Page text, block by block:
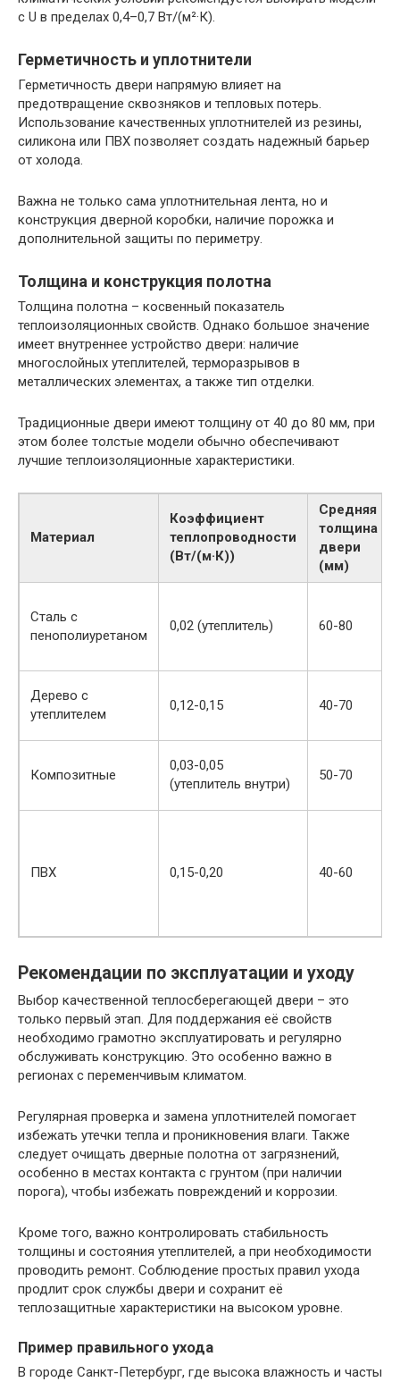
с U в пределах 0,4–0,7 Вт/(м²·К).
Герметичность и уплотнители
Герметичность двери напрямую влияет на
предотвращение сквозняков и тепловых потерь.
Использование качественных уплотнителей из резины,
силикона или ПВХ позволяет создать надежный барьер
от холода.
Важна не только сама уплотнительная лента, но и
конструкция дверной коробки, наличие порожка и
дополнительной защиты по периметру.
Толщина и конструкция полотна
Толщина полотна – косвенный показатель
теплоизоляционных свойств. Однако большое значение
имеет внутреннее устройство двери: наличие
многослойных утеплителей, терморазрывов в
металлических элементах, а также тип отделки.
Традиционные двери имеют толщину от 40 до 80 мм, при
этом более толстые модели обычно обеспечивают
лучшие теплоизоляционные характеристики.
Материал
Коэффициент
теплопроводности
(Вт/(м·К))
Средняя
толщина
двери
(мм)
Сталь с
пенополиуретаном
0,02 (утеплитель) 60-80
Дерево с
утеплителем
0,12-0,15 40-70
Композитные
0,03-0,05
(утеплитель внутри)
50-70
ПВХ 0,15-0,20 40-60
Рекомендации по эксплуатации и уходу
Выбор качественной теплосберегающей двери – это
только первый этап. Для поддержания её свойств
необходимо грамотно эксплуатировать и регулярно
обслуживать конструкцию. Это особенно важно в
регионах с переменчивым климатом.
Регулярная проверка и замена уплотнителей помогает
избежать утечки тепла и проникновения влаги. Также
следует очищать дверные полотна от загрязнений,
особенно в местах контакта с грунтом (при наличии
порога), чтобы избежать повреждений и коррозии.
Кроме того, важно контролировать стабильность
толщины и состояния утеплителей, а при необходимости
проводить ремонт. Соблюдение простых правил ухода
продлит срок службы двери и сохранит её
теплозащитные характеристики на высоком уровне.
Пример правильного ухода
В городе Санкт-Петербург, где высока влажность и часты